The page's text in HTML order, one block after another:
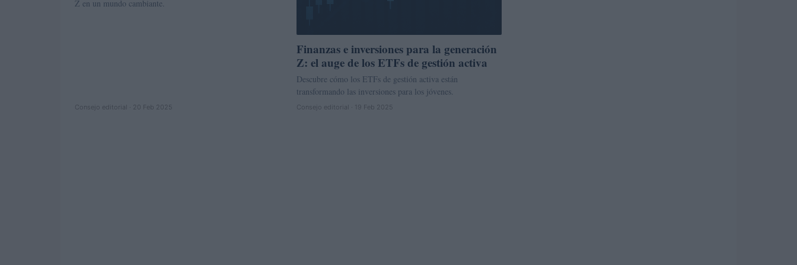
Z en un mundo cambiante.
Consejo editorial · 20 Feb 2025
Finanzas e inversiones para la generación
Z: el auge de los ETFs de gestión activa
Descubre cómo los ETFs de gestión activa están
transformando las inversiones para los jóvenes.
Consejo editorial · 19 Feb 2025